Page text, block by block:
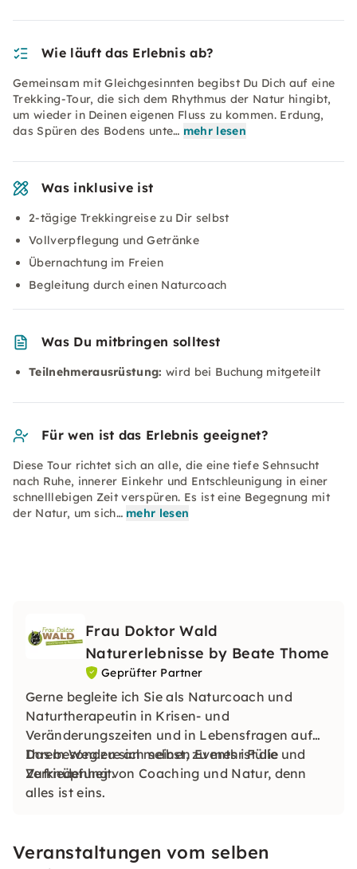
Wie läuft das Erlebnis ab?
Gemeinsam mit Gleichgesinnten begibst Du Dich auf eine
Trekking-Tour, die sich dem Rhythmus der Natur hingibt,
um wieder in Deinen eigenen Fluss zu kommen. Erdung,
das Spüren des Bodens unte… mehr lesen
Was inklusive ist
2-tägige Trekkingreise zu Dir selbst
Vollverpflegung und Getränke
Übernachtung im Freien
Begleitung durch einen Naturcoach
Was Du mitbringen solltest
Teilnehmerausrüstung: wird bei Buchung mitgeteilt
Für wen ist das Erlebnis geeignet?
Diese Tour richtet sich an alle, die eine tiefe Sehnsucht
nach Ruhe, innerer Einkehr und Entschleunigung in einer
schnelllebigen Zeit verspüren. Es ist eine Begegnung mit
der Natur, um sich… mehr lesen
Frau Doktor Wald
Naturerlebnisse by Beate Thome
Geprüfter Partner
Gerne begleite ich Sie als Naturcoach und
Naturtherapeutin in Krisen- und
Veränderungszeiten und in Lebensfragen auf
Ihrem Weg zu sich selbst, zu mehr Fülle und
Zufriedenheit.
Das besondere an meinen Events ist die
Verknüpfung von Coaching und Natur, denn
alles ist eins.
Veranstaltungen vom selben